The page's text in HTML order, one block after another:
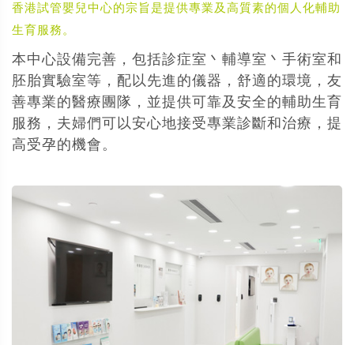
香港試管嬰兒中心的宗旨是提供專業及高質素的個人化輔助
生育服務。
本中心設備完善，包括診症室丶輔導室丶手術室和
胚胎實驗室等，配以先進的儀器，舒適的環境，友
善專業的醫療團隊，並提供可靠及安全的輔助生育
服務，夫婦們可以安心地接受專業診斷和治療，提
高受孕的機會。